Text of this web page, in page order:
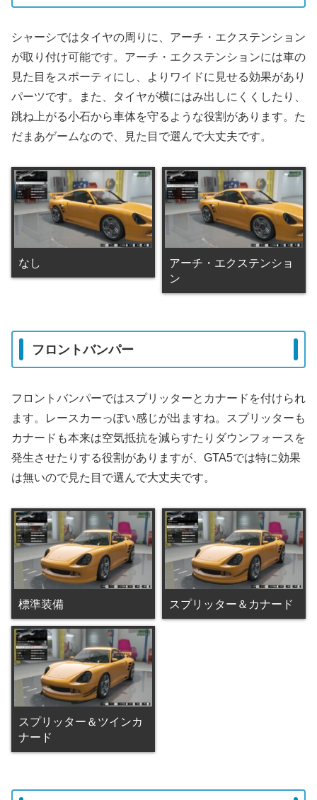
シャーシではタイヤの周りに、アーチ・エクステンション
が取り付け可能です。アーチ・エクステンションには車の
見た目をスポーティにし、よりワイドに見せる効果があり
パーツです。また、タイヤが横にはみ出しにくくしたり、
跳ね上がる小石から車体を守るような役割があります。た
だまあゲームなので、見た目で選んで大丈夫です。
なし
アーチ・エクステンショ
ン
フロントバンパー
フロントバンパーではスプリッターとカナードを付けられ
ます。レースカーっぽい感じが出ますね。スプリッターも
カナードも本来は空気抵抗を減らすたりダウンフォースを
発生させたりする役割がありますが、GTA5では特に効果
は無いので見た目で選んで大丈夫です。
標準装備 スプリッター＆カナード
スプリッター＆ツインカ
ナード